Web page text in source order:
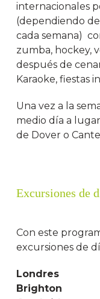
internacionales
(dependiendo de
cada semana)
zumba, hockey,
después de
Karaoke, fiestas
Una vez a la
medio día a
de Dover o
Excursiones de
Con este
excursiones de
Londres
Brighton